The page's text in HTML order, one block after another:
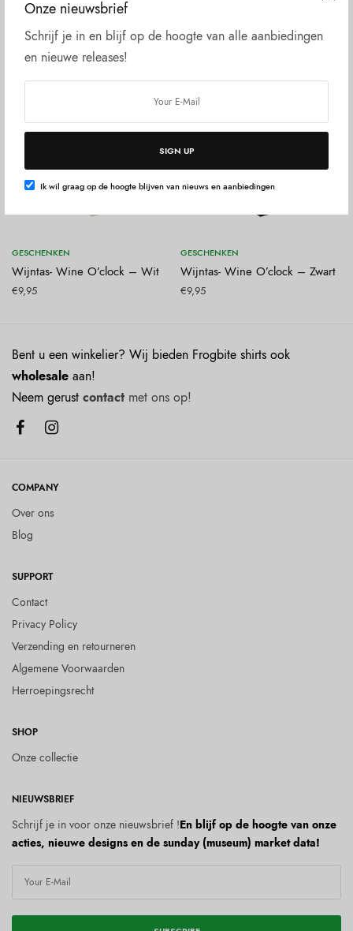
Onze nieuwsbrief
Schrijf je in en blijf op de hoogte van alle aanbiedingen
en nieuwe releases!
SIGN UP
Ik wil graag op de hoogte blijven van nieuws en aanbiedingen
Toevoegen aan winkelwagen
GESCHENKEN
Wijntas- Wine goes in – Wit
9,95
Wijntas- Wine goes in – Zwart
Toevoegen aan winkelwagen
GESCHENKEN
Wijntas- Wine O’clock – Wit
€9,95
Toevoegen aan winkelwagen
GESCHENKEN
Wijntas- Wine O’clock – Zwart
€9,95
Bent u een winkelier? Wij bieden Frogbite shirts ook
wholesale aan!
Neem gerustcontact met ons op!
COMPANY
Over ons
Blog
SUPPORT
Contact
Privacy Policy
Verzending en retourneren
Algemene Voorwaarden
Herroepingsrecht
SHOP
Onze collectie
NIEUWSBRIEF
Schrijf je in voor onze nieuwsbrief !En blijf op de hoogte van onze
acties, nieuwe designs en de sunday (museum) market data!